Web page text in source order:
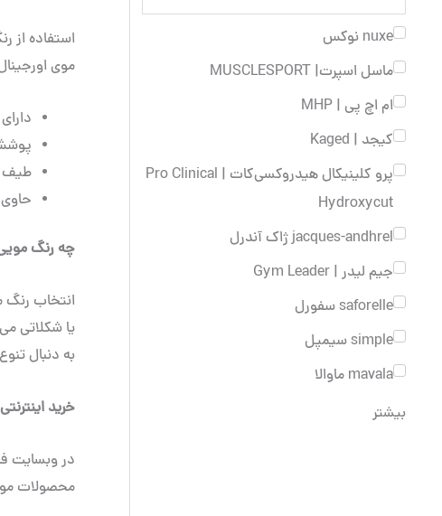
nuxe نوکس
ماسل اسپرت| MUSCLESPORT
ام اچ پی | MHP
کیجد | Kaged
پرو کلینیکال هیدروکسی‌کات | Pro Clinical
Hydroxycut
jacques-andhrel ژاک آندرل
جیم لیدر | Gym Leader
saforelle سفورل
simple سیمپل
mavala ماوالا
بیشتر
استفاده از
موی
طیف
چه رنگ
انتخاب
یا شکلاتی
به دنبال
خرید
در وبسایت
محصولات